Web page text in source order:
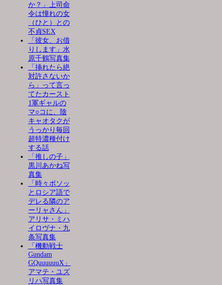
か？」上司命
令は憧れの女
（ひと）との
不貞SEX
「彼女、お借
りします」水
原千鶴写真集
「挿れたら絶
対許さないか
ら」って言っ
てたカースト
1軍ギャルの
マ○コに、陰
キャオタクが
うっかり毎回
超特濃種付け
する話
「推しの子」
黒川あかね写
真集
「時々ボソッ
とロシア語で
デレる隣のア
ーリャさん」
アリサ・ミハ
イロヴナ・九
条写真集
「機動戦士
Gundam
GQuuuuuuX」
アマテ・ユズ
リハ写真集